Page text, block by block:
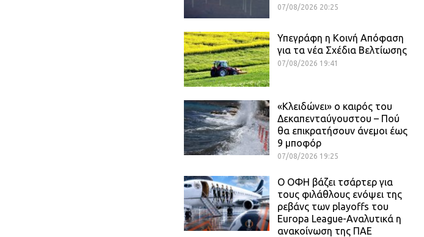
07/08/2026 20:25
Υπεγράφη η Κοινή Απόφαση
για τα νέα Σχέδια Βελτίωσης
07/08/2026 19:41
«Κλειδώνει» ο καιρός του
Δεκαπενταύγουστου – Πού
θα επικρατήσουν άνεμοι έως
9 μποφόρ
07/08/2026 19:25
Ο ΟΦΗ βάζει τσάρτερ για
τους φιλάθλους ενόψει της
ρεβάνς των playoffs του
Europa League-Αναλυτικά η
ανακοίνωση της ΠΑΕ